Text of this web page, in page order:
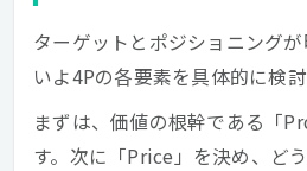
ターゲットとポジショニング
いよ4Pの各要素を具体的に検討
まずは、価値の根幹である「
す。次に「Price」を決め、ど